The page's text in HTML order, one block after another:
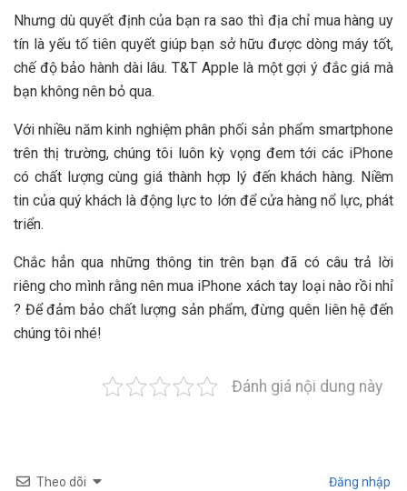
Nhưng dù quyết định của bạn ra sao thì địa chỉ mua hàng uy
tín là yếu tố tiên quyết giúp bạn sở hữu được dòng máy tốt,
chế độ bảo hành dài lâu. T&T Apple là một gợi ý đắc giá mà
bạn không nên bỏ qua.
Với nhiều năm kinh nghiệm phân phối sản phẩm smartphone
trên thị trường, chúng tôi luôn kỳ vọng đem tới các iPhone
có chất lượng cùng giá thành hợp lý đến khách hàng. Niềm
tin của quý khách là động lực to lớn để cửa hàng nổ lực, phát
triển.
Chắc hẳn qua những thông tin trên bạn đã có câu trả lời
riêng cho mình rằng nên mua iPhone xách tay loại nào rồi nhỉ
? Để đảm bảo chất lượng sản phẩm, đừng quên liên hệ đến
chúng tôi nhé!
Đánh giá nội dung này
Theo dõi Đăng nhập